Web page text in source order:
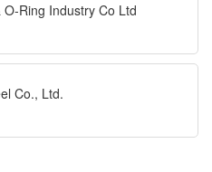
O-Ring Industry Co Ltd
Co., Ltd.